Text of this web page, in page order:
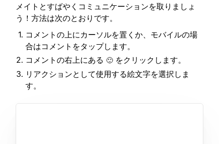
メイトとすばやくコミュニケーションを取りましょ
う！方法は次のとおりです。
コメントの上にカーソルを置くか、モバイルの場
合はコメントをタップします。
コメントの右上にある 🙂 をクリックします。
リアクションとして使用する絵文字を選択しま
す。